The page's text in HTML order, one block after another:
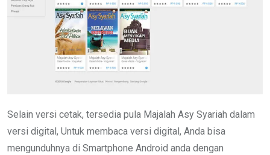
Selain versi cetak, tersedia pula Majalah Asy Syariah dalam
versi digital, Untuk membaca versi digital, Anda bisa
mengunduhnya di Smartphone Android anda dengan